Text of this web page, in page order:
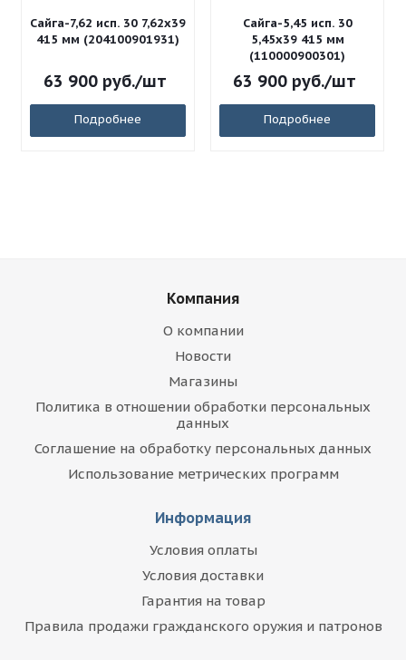
Сайга-7,62 исп. 30 7,62x39
415 мм (204100901931)
63 900руб./шт
Подробнее
Сайга-5,45 исп. 30
5,45x39 415 мм
(110000900301)
63 900руб./шт
Подробнее
Компания
О компании
Новости
Магазины
Политика в отношении обработки персональных
данных
Соглашение на обработку персональных данных
Использование метрических программ
Информация
Условия оплаты
Условия доставки
Гарантия на товар
Правила продажи гражданского оружия и патронов